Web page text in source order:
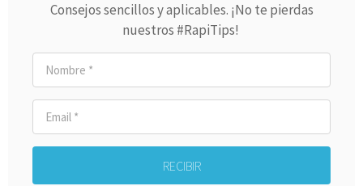
Consejos sencillos y aplicables. ¡No te pierdas
nuestros #RapiTips!
RECIBIR